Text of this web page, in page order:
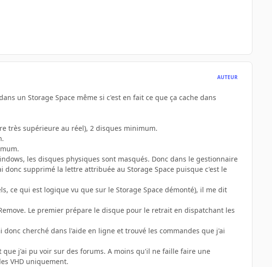
AUTEUR
un Storage Space même si c'est en fait ce que ça cache dans
très supérieure au réel), 2 disques minimum.
les disques physiques sont masqués. Donc dans le gestionnaire
donc supprimé la lettre attribuée au Storage Space puisque c'est le
ce qui est logique vu que sur le Storage Space démonté), il me dit
Le premier prépare le disque pour le retrait en dispatchant les
donc cherché dans l'aide en ligne et trouvé les commandes que j'ai
que j'ai pu voir sur des forums. A moins qu'il ne faille faire une
VHD uniquement.